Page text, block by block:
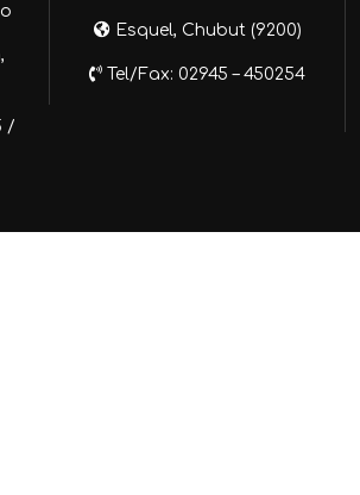
/
Esquel, Chubut (9200)
Tel/Fax: 02945 – 450254